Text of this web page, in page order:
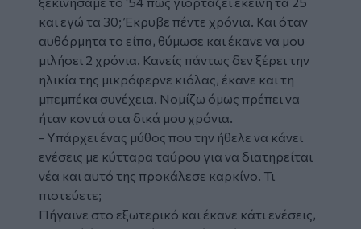
και εγώ τα 30; Έκρυβε πέντε χρόνια. Και όταν
αυθόρμητα το είπα, θύμωσε και έκανε να μου
μιλήσει 2 χρόνια. Κανείς πάντως δεν ξέρει την
ηλικία της μικρόφερνε κιόλας, έκανε και τη
μπεμπέκα συνέχεια. Νομίζω όμως πρέπει να
ήταν κοντά στα δικά μου χρόνια.
- Υπάρχει ένας μύθος που την ήθελε να κάνει
ενέσεις με κύτταρα ταύρου για να διατηρείται
νέα και αυτό της προκάλεσε καρκίνο. Τι
πιστεύετε;
Πήγαινε στο εξωτερικό και έκανε κάτι ενέσεις,